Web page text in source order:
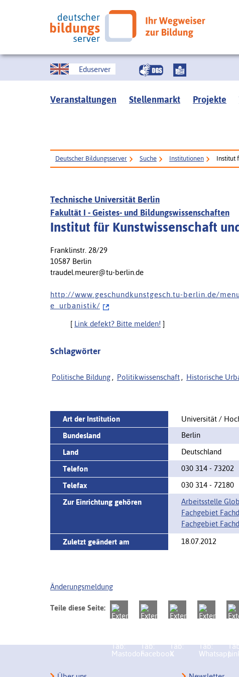
Eduserver
Veranstaltungen Stellenmarkt Projekte
Deutscher Bildungsserver Suche Institutionen Institut
Technische Universität Berlin
Fakultät I - Geistes- und Bildungswissenschaften
Institut für Kunstwissenschaft
Franklinstr. 28/29
10587 Berlin
traudel.meurer@tu-berlin.de
h t t p : / / w w w . g e s c h u n d k u n s t g e s c h . t u - b e r l i n . d e / m e
e _ u r b a n i s t i k /
[ Link defekt? Bitte melden! ]
Schlagwörter
Politische Bildung , Politikwissenschaft , Historische
Art der Institution
Universität /
Bundesland
Berlin
Land
Deutschland
Telefon
030 314 - 73202
Telefax
030 314 - 72180
Zur Einrichtung gehören
Arbeitsstelle
Fachgebiet
Fachgebiet
Zuletzt geändert am 18.07.2012
Änderungsmeldung
Teile diese Seite: